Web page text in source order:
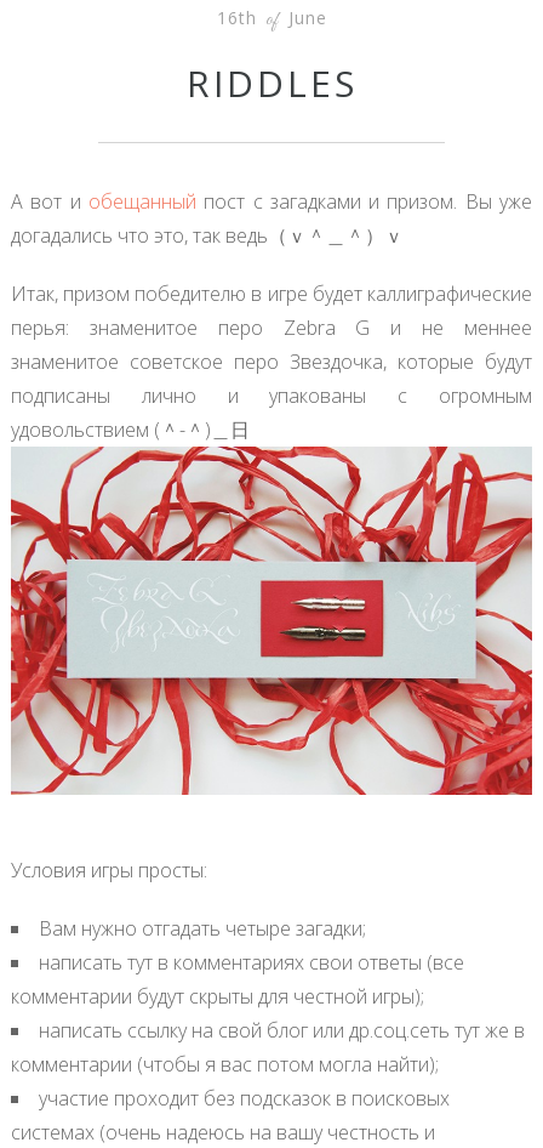
16th of June
RIDDLES
А вот и обещанный пост с загадками и призом. Вы уже
догадались что это, так ведь（ｖ＾＿＾）ｖ
Итак, призом победителю в игре будет каллиграфические
перья: знаменитое перо Zebra G и не меннее
знаменитое советское перо Звездочка, которые будут
подписаны лично и упакованы с огромным
удовольствием (＾-＾)＿日
Условия игры просты:
Вам нужно отгадать четыре загадки;
написать тут в комментариях свои ответы (все
комментарии будут скрыты для честной игры);
написать ссылку на свой блог или др.соц.сеть тут же в
комментарии (чтобы я вас потом могла найти);
участие проходит без подсказок в поисковых
системах (очень надеюсь на вашу честность и